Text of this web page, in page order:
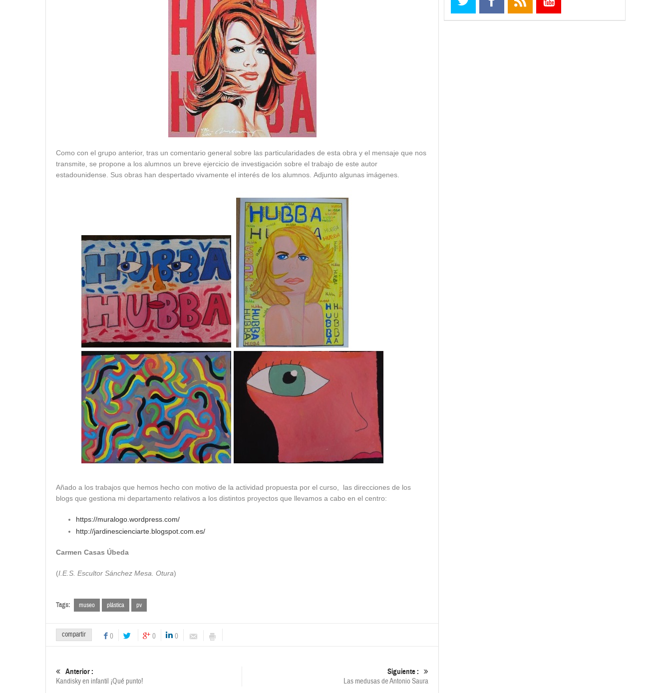
Como con el grupo anterior, tras un comentario general sobre las particularidades de esta obra y el mensaje que nos
transmite, se propone a los alumnos un breve ejercicio de investigación sobre el trabajo de este autor
estadounidense. Sus obras han despertado vivamente el interés de los alumnos. Adjunto algunas imágenes.
Añado a los trabajos que hemos hecho con motivo de la actividad propuesta por el curso, las direcciones de los
blogs que gestiona mi departamento relativos a los distintos proyectos que llevamos a cabo en el centro:
https://muralogo.wordpress.com/
http://jardinescienciarte.blogspot.com.es/
Carmen Casas Úbeda
(I.E.S. Escultor Sánchez Mesa. Otura)
Tags: museo plástica pv
compartir 0 0 0
Anterior :
Kandisky en infantil ¡Qué punto!
Siguiente :
Las medusas de Antonio Saura